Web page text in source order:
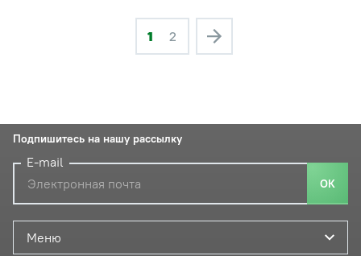
1 2
Меню
Подпишитесь на нашу рассылку
E-mail
ОК